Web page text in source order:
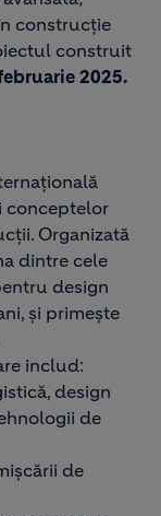
construcție
construit
2025.
conceptelor
Organizată
dintre cele
design
și primește
includ:
design
de
de